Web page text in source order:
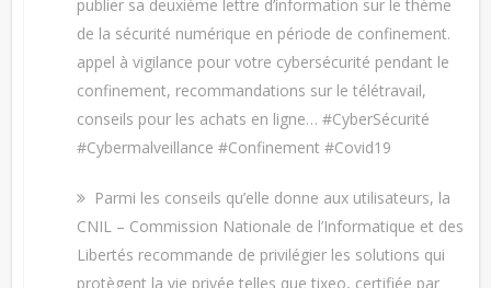
publier sa deuxième lettre d’information sur le thème
de la sécurité numérique en période de confinement.
appel à vigilance pour votre cybersécurité pendant le
confinement, recommandations sur le télétravail,
conseils pour les achats en ligne… #CyberSécurité
#Cybermalveillance #Confinement #Covid19
Parmi les conseils qu’elle donne aux utilisateurs, la
CNIL – Commission Nationale de l’Informatique et des
Libertés recommande de privilégier les solutions qui
protègent la vie privée telles que tixeo, certifiée par